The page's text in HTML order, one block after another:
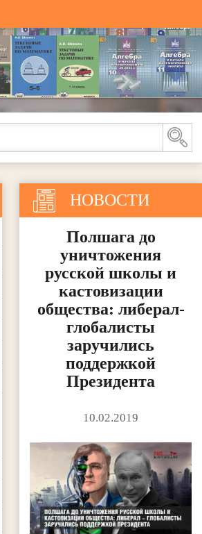
НОВОСТИ
Полшага до
уничтожения
русской школы и
кастовизации
общества: либерал-
глобалисты
заручились
поддержкой
Президента
10.02.2019